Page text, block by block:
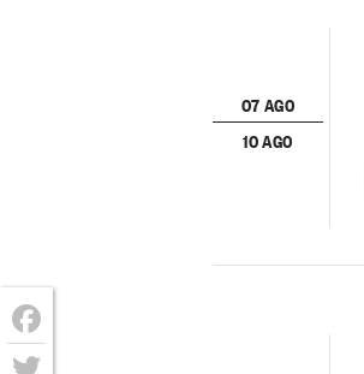
07 AGO
10 AGO
Facebook